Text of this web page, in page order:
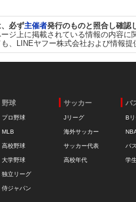
必ず主催者発行のものと照合し確認
ジ上に掲載されている情報の内容
、LINEヤフー株式会社および情報提
野球
プロ野球
MLB
高校野球
大学野球
独立リーグ
侍ジャパン
サッカー
Jリーグ
海外サッカー
サッカー代表
高校年代
バ
B
バ
学